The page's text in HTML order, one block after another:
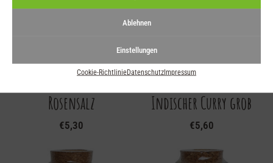
Ablehnen
Einstellungen
Cookie-RichtlinieDatenschutzImpressum
Rosensalz
€5,30
Indischer Curry grob
€5,60